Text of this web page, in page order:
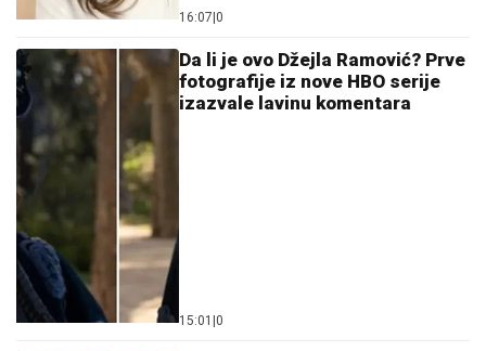
16:07 0
Da li je ovo Džejla Ramović? Prve
fotografije iz nove HBO serije
izazvale lavinu komentara
15:01 0